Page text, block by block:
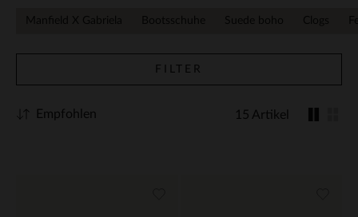
Manfield X Gabriela Bootsschuhe Suede boho Clogs
FILTER
15 Artikel
Empfohlen